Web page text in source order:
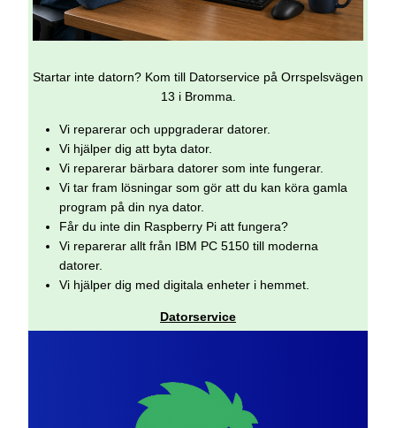
Startar inte datorn? Kom till Datorservice på Orrspelsvägen
13 i Bromma.
Vi reparerar och uppgraderar datorer.
Vi hjälper dig att byta dator.
Vi reparerar bärbara datorer som inte fungerar.
Vi tar fram lösningar som gör att du kan köra gamla
program på din nya dator.
Får du inte din Raspberry Pi att fungera?
Vi reparerar allt från IBM PC 5150 till moderna
datorer.
Vi hjälper dig med digitala enheter i hemmet.
Datorservice